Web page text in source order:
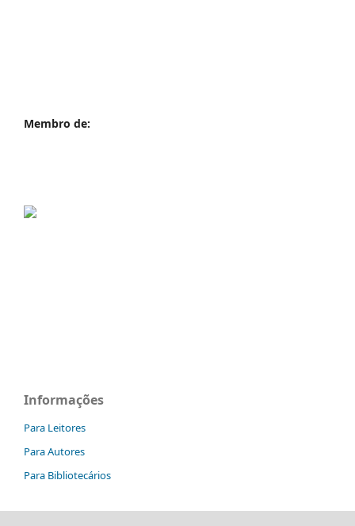
Membro de:
Informações
Para Leitores
Para Autores
Para Bibliotecários